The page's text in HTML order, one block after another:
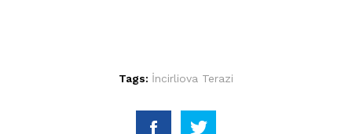
Tags: İncirliova Terazi